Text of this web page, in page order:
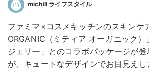
michill ライフスタイル
ファミマ×コスメキッチンのスキンケ
ORGANIC（ミティア オーガニック）
ジェリー」とのコラボパッケージが
が、キュートなデザインでお目見え